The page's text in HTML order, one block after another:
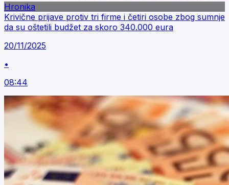
Hronika
Krivične prijave protiv tri firme i četiri osobe zbog sumnje
da su oštetili budžet za skoro 340.000 eura
20/11/2025
•
08:44